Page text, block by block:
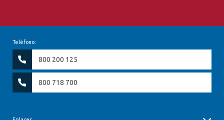
Teléfono:
800 200 125
800 718 700